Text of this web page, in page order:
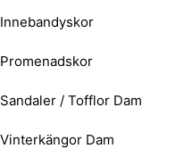
Innebandyskor
Promenadskor
Sandaler / Tofflor Dam
Vinterkängor Dam